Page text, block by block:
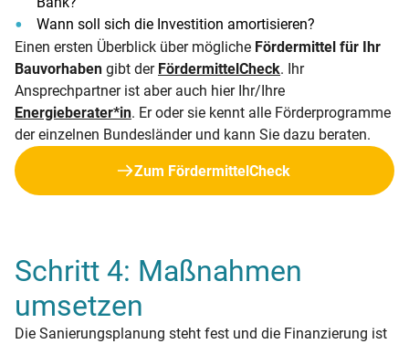
Wann soll sich die Investition amortisieren?
Einen ersten Überblick über mögliche Fördermittel für Ihr
Bauvorhaben gibt der FördermittelCheck. Ihr
Ansprechpartner ist aber auch hier Ihr/Ihre
Energieberater*in. Er oder sie kennt alle Förderprogramme
der einzelnen Bundesländer und kann Sie dazu beraten.
Zum FördermittelCheck
Schritt 4: Maßnahmen
umsetzen
Die Sanierungsplanung steht fest und die Finanzierung ist